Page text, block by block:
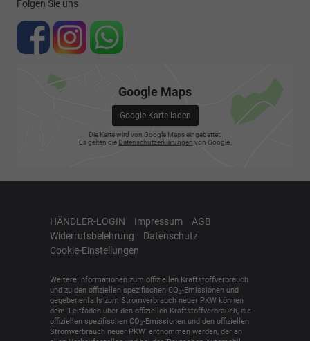
Folgen Sie uns
Google Maps
Google Karte laden
Die Karte wird von Google Maps eingebettet.
Es gelten die Datenschutzerklärungen von Google.
HÄNDLER-LOGIN Impressum
AGB
Widerrufsbelehrung
Datenschutz
Cookie-Einstellungen
Weitere Informationen zum offiziellen Kraftstoffverbrauch
und zu den offiziellen spezifischen CO2-Emissionen und
gegebenenfalls zum Stromverbrauch neuer PKW können
dem 'Leitfaden über den offiziellen Kraftstoffverbrauch, die
offiziellen spezifischen CO2-Emissionen und den offiziellen
Stromverbrauch neuer PKW' entnommen werden, der an